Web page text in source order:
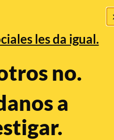
les da igual.
no.
a
nuestro
un esqueleto?